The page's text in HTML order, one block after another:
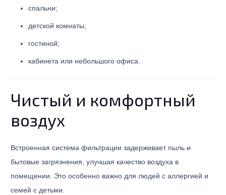
спальни;
детской комнаты;
гостиной;
кабинета или небольшого офиса.
Чистый и комфортный
воздух
Встроенная система фильтрации задерживает пыль и
бытовые загрязнения, улучшая качество воздуха в
помещении. Это особенно важно для людей с аллергией и
семей с детьми.